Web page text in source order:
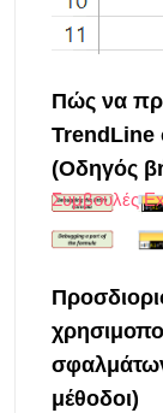
Πώς να
TrendLine
(Οδηγός
Συμβουλές
μέθοδοι)